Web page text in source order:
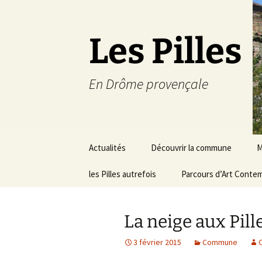
Les Pilles
En Drôme provençale
Aller
contenu
Actualités Découvrir la commune
Le mot du maire
Plans du village
les Pilles autrefois Parcours d’Art
La neige aux
3 février 2015 Commune